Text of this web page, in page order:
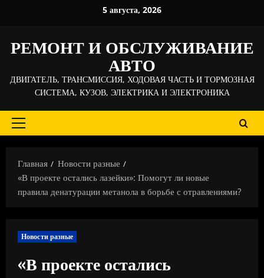
5 августа, 2026
РЕМОНТ И ОБСЛУЖИВАНИЕ
АВТО
ДВИГАТЕЛЬ, ТРАНСМИССИЯ, ХОДОВАЯ ЧАСТЬ И ТОРМОЗНАЯ
СИСТЕМА, КУЗОВ, ЭЛЕКТРИКА И ЭЛЕКТРОНИКА
Основное
Главная
Новости разные
«В проекте остались лазейки»: Помогут ли новые
правила денатурации метанола в борьбе с отравлениями?
Новости разные
«В проекте остались